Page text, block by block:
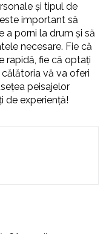
și tipul de
important să
a porni la drum și să
necesare. Fie că
rapidă, fie că optați
vă va oferi
peisajelor
de experiență!